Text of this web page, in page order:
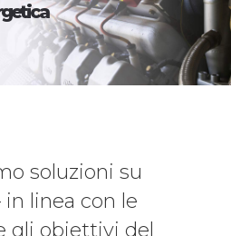
soluzioni su
in linea con le
gli obiettivi del